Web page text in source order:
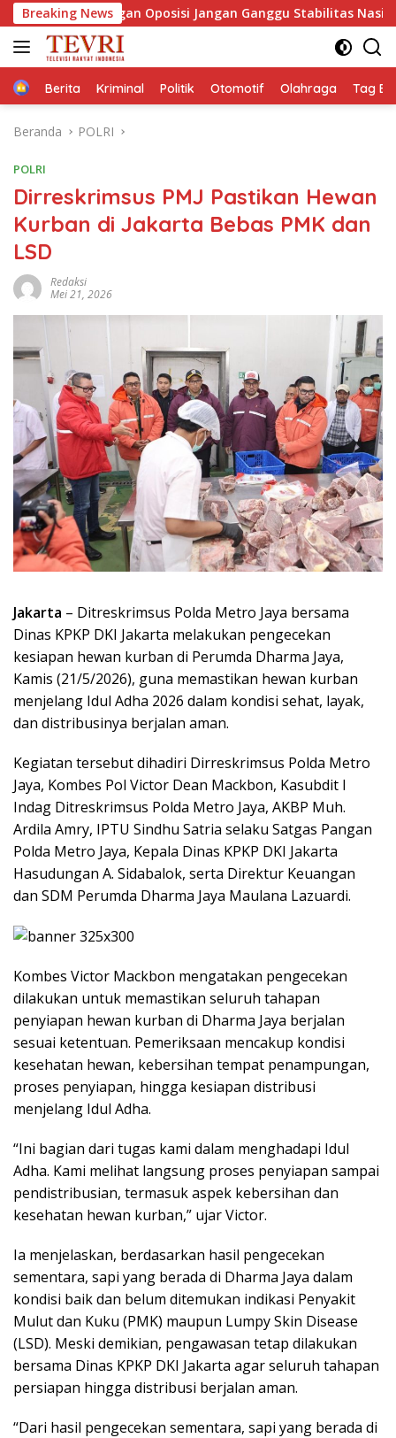
Langsung
ke
konten
Breaking NewsOposisi Jangan Ganggu Stabilitas Nasional dan
HomeBerita Kriminal Politik Otomotif Olahraga Tag
Beranda POLRI
POLRI
Dirreskrimsus PMJ Pastikan Hewan
Kurban di Jakarta Bebas PMK dan
LSD
Redaksi
Mei 21, 2026
Jakarta – Ditreskrimsus Polda Metro Jaya bersama
Dinas KPKP DKI Jakarta melakukan pengecekan
kesiapan hewan kurban di Perumda Dharma Jaya,
Kamis (21/5/2026), guna memastikan hewan kurban
menjelang Idul Adha 2026 dalam kondisi sehat, layak,
dan distribusinya berjalan aman.
Kegiatan tersebut dihadiri Dirreskrimsus Polda Metro
Jaya, Kombes Pol Victor Dean Mackbon, Kasubdit I
Indag Ditreskrimsus Polda Metro Jaya, AKBP Muh.
Ardila Amry, IPTU Sindhu Satria selaku Satgas Pangan
Polda Metro Jaya, Kepala Dinas KPKP DKI Jakarta
Hasudungan A. Sidabalok, serta Direktur Keuangan
dan SDM Perumda Dharma Jaya Maulana Lazuardi.
Kombes Victor Mackbon mengatakan pengecekan
dilakukan untuk memastikan seluruh tahapan
penyiapan hewan kurban di Dharma Jaya berjalan
sesuai ketentuan. Pemeriksaan mencakup kondisi
kesehatan hewan, kebersihan tempat penampungan,
proses penyiapan, hingga kesiapan distribusi
menjelang Idul Adha.
“Ini bagian dari tugas kami dalam menghadapi Idul
Adha. Kami melihat langsung proses penyiapan sampai
pendistribusian, termasuk aspek kebersihan dan
kesehatan hewan kurban,” ujar Victor.
Ia menjelaskan, berdasarkan hasil pengecekan
sementara, sapi yang berada di Dharma Jaya dalam
kondisi baik dan belum ditemukan indikasi Penyakit
Mulut dan Kuku (PMK) maupun Lumpy Skin Disease
(LSD). Meski demikian, pengawasan tetap dilakukan
bersama Dinas KPKP DKI Jakarta agar seluruh tahapan
persiapan hingga distribusi berjalan aman.
“Dari hasil pengecekan sementara, sapi yang berada di